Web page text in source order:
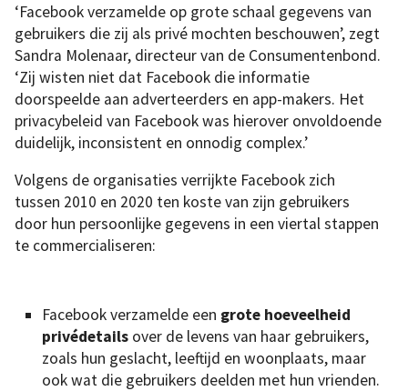
‘Facebook verzamelde op grote schaal gegevens van
gebruikers die zij als privé mochten beschouwen’, zegt
Sandra Molenaar, directeur van de Consumentenbond.
‘Zij wisten niet dat Facebook die informatie
doorspeelde aan adverteerders en app-makers. Het
privacybeleid van Facebook was hierover onvoldoende
duidelijk, inconsistent en onnodig complex.’
Volgens de organisaties verrijkte Facebook zich
tussen 2010 en 2020 ten koste van zijn gebruikers
door hun persoonlijke gegevens in een viertal stappen
te commercialiseren:
Facebook verzamelde een grote hoeveelheid
privédetails over de levens van haar gebruikers,
zoals hun geslacht, leeftijd en woonplaats, maar
ook wat die gebruikers deelden met hun vrienden.